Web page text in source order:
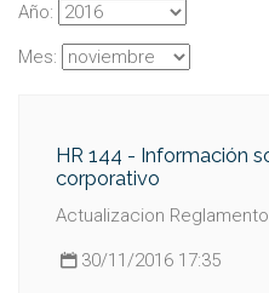
Año:
Mes:
HR 144 - Información
corporativo
Actualizacion
30/11/2016 17:35